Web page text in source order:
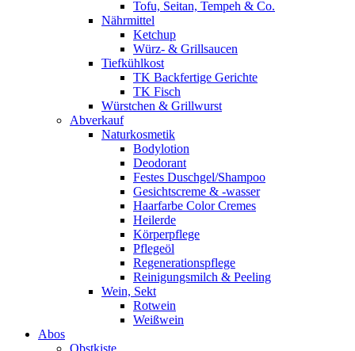
Tofu, Seitan, Tempeh & Co.
Nährmittel
Ketchup
Würz- & Grillsaucen
Tiefkühlkost
TK Backfertige Gerichte
TK Fisch
Würstchen & Grillwurst
Abverkauf
Naturkosmetik
Bodylotion
Deodorant
Festes Duschgel/Shampoo
Gesichtscreme & -wasser
Haarfarbe Color Cremes
Heilerde
Körperpflege
Pflegeöl
Regenerationspflege
Reinigungsmilch & Peeling
Wein, Sekt
Rotwein
Weißwein
Abos
Obstkiste